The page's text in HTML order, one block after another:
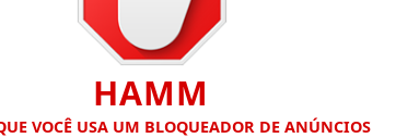
VOLTADA AO MUNICÍPIO RECEITA FEDERAL
HAMM
VOCÊ USA UM BLOQUEADOR DE ANÚNCIOS